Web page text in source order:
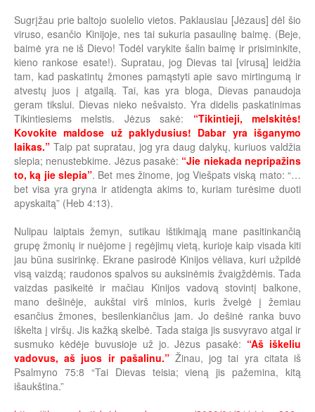
Sugrįžau prie baltojo suolelio vietos. Paklausiau [Jėzaus] dėl šio
viruso, esančio Kinijoje, nes tai sukuria pasaulinę baimę. (Beje,
baimė yra ne iš Dievo! Todėl varykite šalin baimę ir prisiminkite,
kieno rankose esate!). Supratau, jog Dievas tai [virusą] leidžia
tam, kad paskatintų žmones pamąstyti apie savo mirtingumą ir
atvestų juos į atgailą. Tai, kas yra bloga, Dievas panaudoja
geram tikslui. Dievas nieko nešvaisto. Yra didelis paskatinimas
Tikintiesiems melstis. Jėzus sakė: “Tikintieji, melskitės!
Kovokite maldose už paklydusius! Dabar yra išganymo
laikas.” Taip pat supratau, jog yra daug dalykų, kuriuos valdžia
slepia; nenustebkime. Jėzus pasakė: “Jie niekada nepripažins
to, ką jie slepia”. Bet mes žinome, jog Viešpats viską mato: “…
bet visa yra gryna ir atidengta akims to, kuriam turėsime duoti
apyskaitą” (Heb 4:13).
Nulipau laiptais žemyn, sutikau ištikimąją mane pasitinkančią
grupę žmonių ir nuėjome į regėjimų vietą, kurioje kaip visada kiti
jau būna susirinkę. Ekrane pasirodė Kinijos vėliava, kuri užpildė
visą vaizdą; raudonos spalvos su auksinėmis žvaigždėmis. Tada
vaizdas pasikeitė ir mačiau Kinijos vadovą stovintį balkone,
mano dešinėje, aukštai virš minios, kuris žvelgė į žemiau
esančius žmones, besilenkiančius jam. Jo dešinė ranka buvo
iškelta į viršų. Jis kažką skelbė. Tada staiga jis susvyravo atgal ir
susmuko kėdėje buvusioje už jo. Jėzus pasakė: “Aš iškeliu
vadovus, aš juos ir pašalinu.”Žinau, jog tai yra citata iš
Psalmyno 75:8 “Tai Dievas teisia; vieną jis pažemina, kitą
išaukština.”